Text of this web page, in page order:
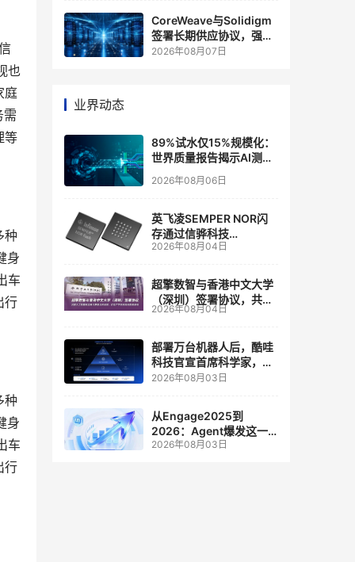
也
庭
需
等
种
身
车
行
种
身
车
行
CoreWeave与Solidigm
签署长期供应协议，强化
一体化人工智能云平台
2026年08月07日
业界动态
89%试水仅15%规模化：
世界质量报告揭示AI测
试"落地鸿沟"
2026年08月06日
英飞凌SEMPER NOR闪
存通过信骅科技
AST2700 BMC认证，全
管理
2026年08月04日
超擎数智与香港中文大学
（深圳）签署协议，共建
人工智能和边缘计算联合
2026年08月04日
部署万台机器人后，酷哇
科技官宣首席科学家，要
让世界模型交付生产力
2026年08月03日
从Engage2025到
2026：Agent爆发这一
年，AI CRM 走到哪了
2026年08月03日